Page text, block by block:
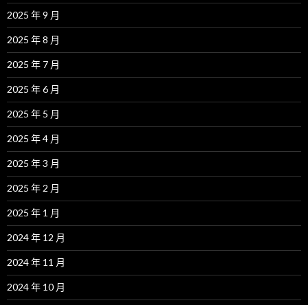
2025 年 9 月
2025 年 8 月
2025 年 7 月
2025 年 6 月
2025 年 5 月
2025 年 4 月
2025 年 3 月
2025 年 2 月
2025 年 1 月
2024 年 12 月
2024 年 11 月
2024 年 10 月